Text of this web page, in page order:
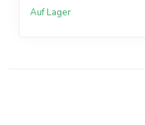
Auf Lager